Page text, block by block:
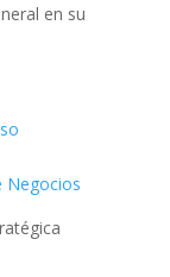
en su
Negocios